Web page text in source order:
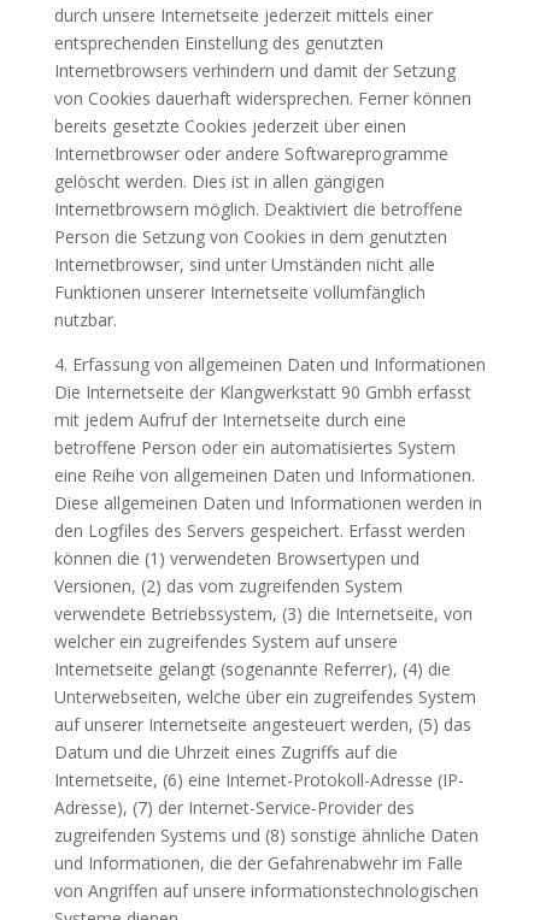
durch unsere Internetseite jederzeit mittels einer
entsprechenden Einstellung des genutzten
Internetbrowsers verhindern und damit der Setzung
von Cookies dauerhaft widersprechen. Ferner können
bereits gesetzte Cookies jederzeit über einen
Internetbrowser oder andere Softwareprogramme
gelöscht werden. Dies ist in allen gängigen
Internetbrowsern möglich. Deaktiviert die betroffene
Person die Setzung von Cookies in dem genutzten
Internetbrowser, sind unter Umständen nicht alle
Funktionen unserer Internetseite vollumfänglich
nutzbar.
4. Erfassung von allgemeinen Daten und Informationen
Die Internetseite der Klangwerkstatt 90 Gmbh erfasst
mit jedem Aufruf der Internetseite durch eine
betroffene Person oder ein automatisiertes System
eine Reihe von allgemeinen Daten und Informationen.
Diese allgemeinen Daten und Informationen werden in
den Logfiles des Servers gespeichert. Erfasst werden
können die (1) verwendeten Browsertypen und
Versionen, (2) das vom zugreifenden System
verwendete Betriebssystem, (3) die Internetseite, von
welcher ein zugreifendes System auf unsere
Internetseite gelangt (sogenannte Referrer), (4) die
Unterwebseiten, welche über ein zugreifendes System
auf unserer Internetseite angesteuert werden, (5) das
Datum und die Uhrzeit eines Zugriffs auf die
Internetseite, (6) eine Internet-Protokoll-Adresse (IP-
Adresse), (7) der Internet-Service-Provider des
zugreifenden Systems und (8) sonstige ähnliche Daten
und Informationen, die der Gefahrenabwehr im Falle
von Angriffen auf unsere informationstechnologischen